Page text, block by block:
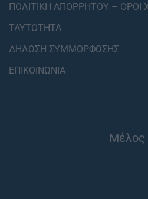
ΠΟΛΙΤΙΚΗ ΑΠΟΡΡΗΤΟΥ – ΟΡΟΙ
ΤΑΥΤΟΤΗΤΑ
ΔΗΛΩΣΗ ΣΥΜΜΟΡΦΩΣΗΣ
ΕΠΙΚΟΙΝΩΝΙΑ
Μέλος